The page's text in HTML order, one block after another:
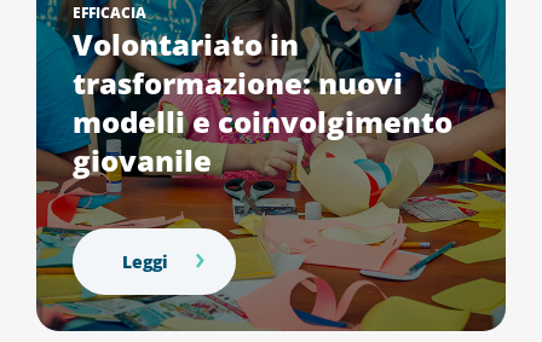
EFFICACIA
Volontariato in
trasformazione: nuovi
modelli e coinvolgimento
giovanile
Leggi